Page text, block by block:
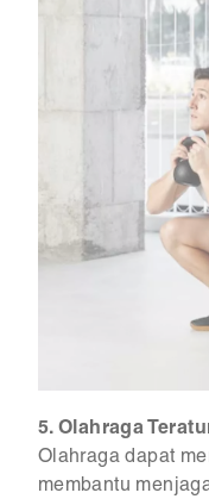
5. Olahraga
Olahraga dapat
membantu